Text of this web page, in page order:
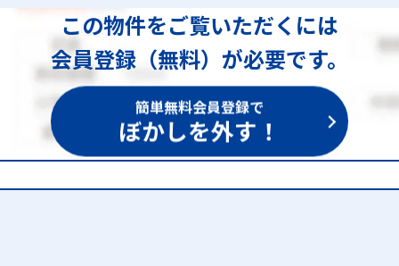
この物件をご覧いただくには
会員登録（無料）が必要です。
簡単無料会員登録で
ぼかしを外す！